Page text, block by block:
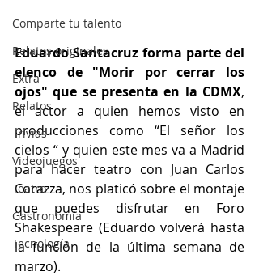
Comparte tu talento
Relatos originales
Extra
Relatos
Trivias
Videojuegos
Teatro
Gastronomía
Tecnología
Eduardo Santacruz forma parte del
elenco de "Morir por cerrar los
ojos" que se presenta en la CDMX,
el actor a quien hemos visto en
producciones como “El señor los
cielos “ y quien este mes va a Madrid
para hacer teatro con Juan Carlos
Corazza, nos platicó sobre el montaje
que puedes disfrutar en Foro
Shakespeare (Eduardo volverá hasta
la función de la última semana de
marzo).